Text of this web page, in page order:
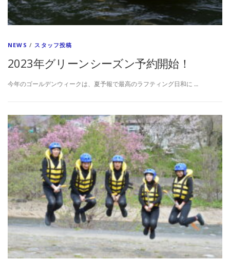
NEWS / スタッフ投稿
2023年グリーンシーズン予約開始！
今年のゴールデンウィークは、夏予報で最高のラフティング日和に …